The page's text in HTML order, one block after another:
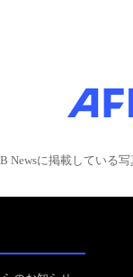
Newsに掲載している